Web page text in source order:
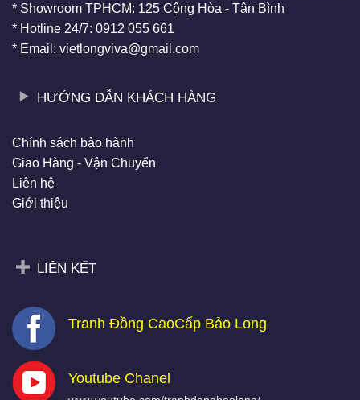
* Showroom TPHCM: 125 Cộng Hòa - Tân Bình
* Hotline 24/7: 0912 055 661
* Email: vietlongviva@gmail.com
HƯỚNG DẪN KHÁCH HÀNG
Chính sách bảo hành
Giao Hàng - Vận Chuyển
Liên hệ
Giới thiệu
LIÊN KẾT
Tranh Đồng CaoCấp Bảo Long
Youtube Chanel